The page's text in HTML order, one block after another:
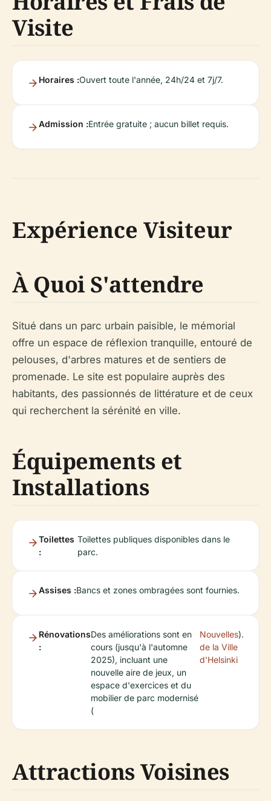
Visite
Horaires :Ouvert toute l'année, 24h/24 et 7j/7.
Admission :Entrée gratuite ; aucun billet requis.
Expérience Visiteur
À Quoi S'attendre
Situé dans un parc urbain paisible, le mémorial
offre un espace de réflexion tranquille, entouré de
pelouses, d'arbres matures et de sentiers de
promenade. Le site est populaire auprès des
habitants, des passionnés de littérature et de ceux
qui recherchent la sérénité en ville.
Équipements et
Installations
Toilettes
:
Toilettes publiques disponibles dans le
parc.
Assises :Bancs et zones ombragées sont fournies.
Rénovations
:
Des améliorations sont en
cours (jusqu'à l'automne
2025), incluant une
nouvelle aire de jeux, un
espace d'exercices et du
mobilier de parc modernisé
(
Nouvelles
de la Ville
d'Helsinki
).
Attractions Voisines